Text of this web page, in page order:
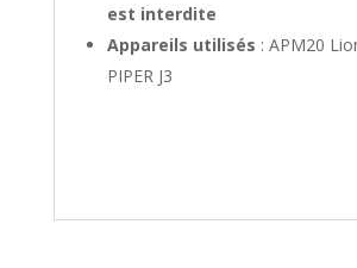
est interdite
Appareils utilisés : APM20
PIPER J3